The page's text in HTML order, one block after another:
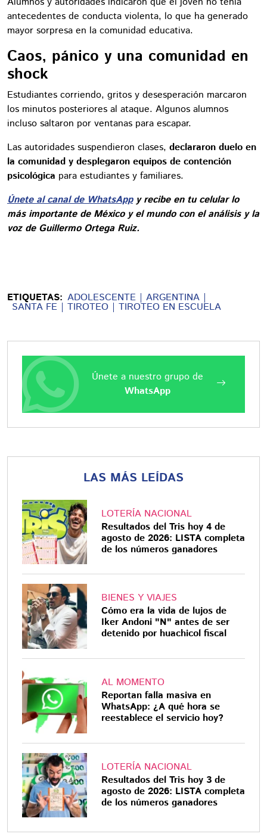
antecedentes de conducta violenta, lo que ha generado
mayor sorpresa en la comunidad educativa.
Caos, pánico y una comunidad en
shock
Estudiantes corriendo, gritos y desesperación marcaron
los minutos posteriores al ataque. Algunos alumnos
incluso saltaron por ventanas para escapar.
Las autoridades suspendieron clases, declararon duelo en
la comunidad y desplegaron equipos de contención
psicológica para estudiantes y familiares.
Únete al canal de WhatsAppy recibe en tu celular lo
más importante de México y el mundo con el análisis y la
voz de Guillermo Ortega Ruiz.
ETIQUETAS: ADOLESCENTE ARGENTINA
SANTA FE TIROTEO TIROTEO EN ESCUELA
Únete a nuestro grupo de
WhatsApp
LAS MÁS LEÍDAS
LOTERÍA NACIONAL
Resultados del Tris hoy 4 de
agosto de 2026: LISTA completa
de los números ganadores
BIENES Y VIAJES
Cómo era la vida de lujos de
Iker Andoni "N" antes de ser
detenido por huachicol fiscal
AL MOMENTO
Reportan falla masiva en
WhatsApp: ¿A qué hora se
reestablece el servicio hoy?
LOTERÍA NACIONAL
Resultados del Tris hoy 3 de
agosto de 2026: LISTA completa
de los números ganadores